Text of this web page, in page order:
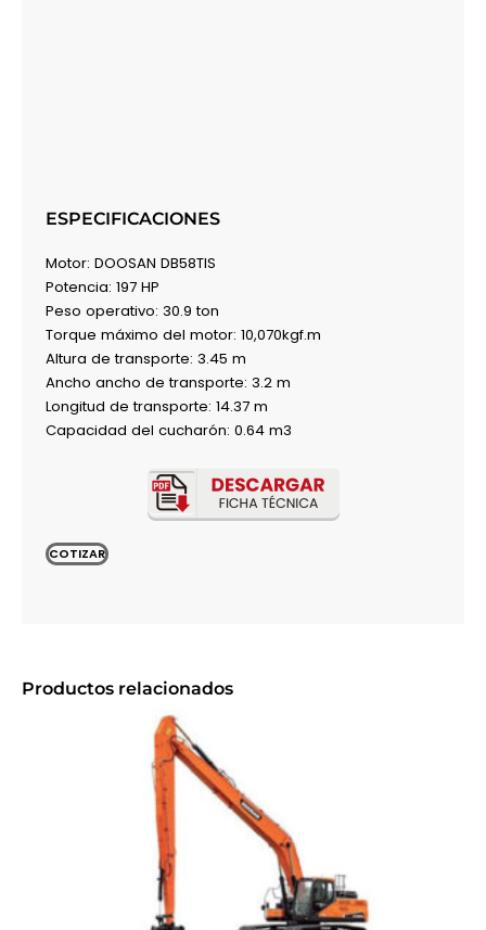
ESPECIFICACIONES
Motor: DOOSAN DB58TIS
Potencia: 197 HP
Peso operativo: 30.9 ton
Torque máximo del motor: 10,070kgf.m
Altura de transporte: 3.45 m
Ancho ancho de transporte: 3.2 m
Longitud de transporte: 14.37 m
Capacidad del cucharón: 0.64 m3
COTIZAR
Productos relacionados